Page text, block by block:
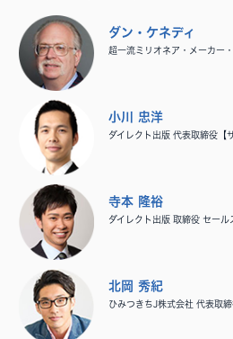
ダン・ケネディ
超一流ミリオネア・メーカー
小川 忠洋
ダイレクト出版 代表取締役【
寺本 隆裕
ダイレクト出版 取締役 セール
北岡 秀紀
ひみつきちJ株式会社 代表取締